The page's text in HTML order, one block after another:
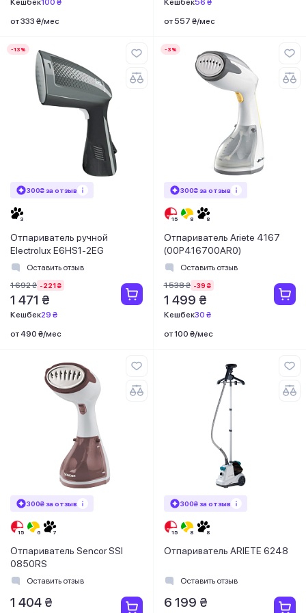
от 333 ₴/мес
от 557 ₴/мес
-13%
300₴ за отзыв
Отпариватель ручной
Electrolux E6HS1-2EG
Оставить отзыв
1 692 ₴ -221 ₴
1 471 ₴
Кешбек29 ₴
от 490 ₴/мес
-3%
300₴ за отзыв
Отпариватель Ariete 4167
(00P416700AR0)
Оставить отзыв
1 538 ₴ -39 ₴
1 499 ₴
Кешбек30 ₴
от 100 ₴/мес
300₴ за отзыв
Отпариватель Sencor SSI
0850RS
Оставить отзыв
1 404 ₴
300₴ за отзыв
Отпариватель ARIETE 6248
Оставить отзыв
6 199 ₴